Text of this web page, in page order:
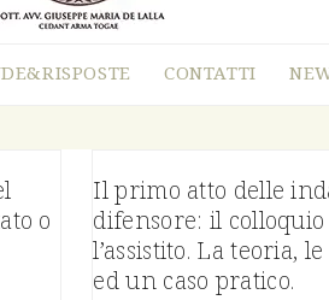
CONTATTI
o
Il primo atto delle
difensore: il
l’assistito. La teoria,
ed un caso pratico.